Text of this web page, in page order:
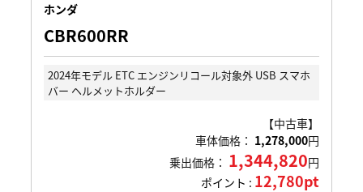
ホンダ
CBR600RR
2024年モデル ETC エンジンリコール対象外 USB スマホ
バー ヘルメットホルダー
【中古車】
車体価格： 1,278,000円
乗出価格： 1,344,820円
ポイント : 12,780pt